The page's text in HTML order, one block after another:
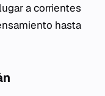
a corrientes
hasta